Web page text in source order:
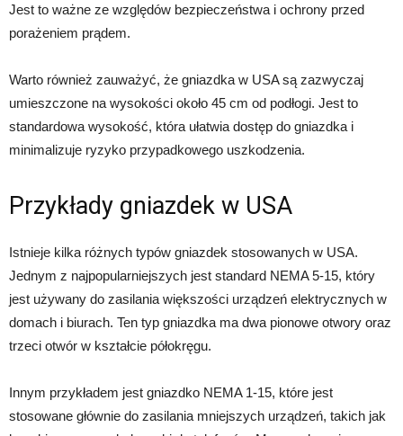
Jest to ważne ze względów bezpieczeństwa i ochrony przed
porażeniem prądem.
Warto również zauważyć, że gniazdka w USA są zazwyczaj
umieszczone na wysokości około 45 cm od podłogi. Jest to
standardowa wysokość, która ułatwia dostęp do gniazdka i
minimalizuje ryzyko przypadkowego uszkodzenia.
Przykłady gniazdek w USA
Istnieje kilka różnych typów gniazdek stosowanych w USA.
Jednym z najpopularniejszych jest standard NEMA 5-15, który
jest używany do zasilania większości urządzeń elektrycznych w
domach i biurach. Ten typ gniazdka ma dwa pionowe otwory oraz
trzeci otwór w kształcie półokręgu.
Innym przykładem jest gniazdko NEMA 1-15, które jest
stosowane głównie do zasilania mniejszych urządzeń, takich jak